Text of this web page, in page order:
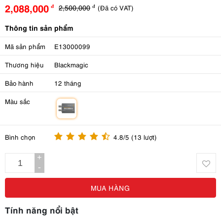
2,088,000 đ 2,500,000 đ (Đã có VAT)
Thông tin sản phẩm
Mã sản phẩm E13000099
Thương hiệu Blackmagic
Bảo hành 12 tháng
Màu sắc
Bình chọn 4.8/5 (13 lượt)
+
-
MUA HÀNG
Tính năng nổi bật